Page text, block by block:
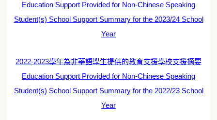
Education Support Provided for Non-Chinese Speaking
Student(s) School Support Summary for the 2023/24 School
Year
2022-2023學年為非華語學生提供的教育支援學校支援摘要
Education Support Provided for Non-Chinese Speaking
Student(s) School Support Summary for the 2022/23 School
Year